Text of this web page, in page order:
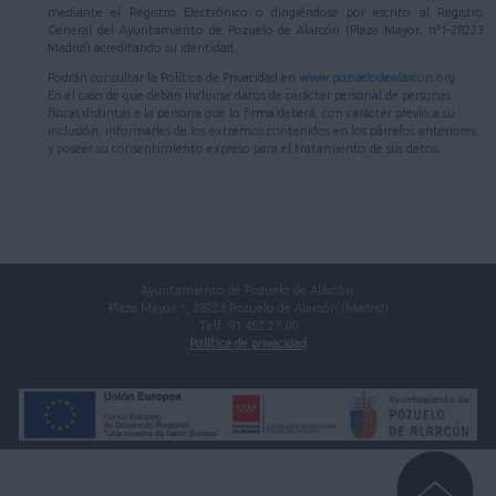
mediante el Registro Electrónico o dirigiéndose por escrito al Registro
General del Ayuntamiento de Pozuelo de Alarcón (Plaza Mayor, nº1-28223
Madrid) acreditando su identidad.
Podrán consultar la Política de Privacidad en www.pozuelodealarcon.org
En el caso de que deban incluirse datos de carácter personal de personas
físicas distintas a la persona que lo firma deberá, con carácter previo a su
inclusión, informarles de los extremos contenidos en los párrafos anteriores
y poseer su consentimiento expreso para el tratamiento de sus datos.
Ayuntamiento de Pozuelo de Alarcón.
Plaza Mayor 1, 28223 Pozuelo de Alarcón (Madrid)
Telf. 91 452 27 00
Política de privacidad